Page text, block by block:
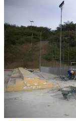
Santos